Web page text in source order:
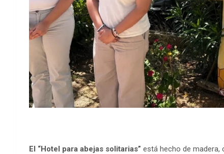
El “Hotel para abejas solitarias” está hecho de madera,